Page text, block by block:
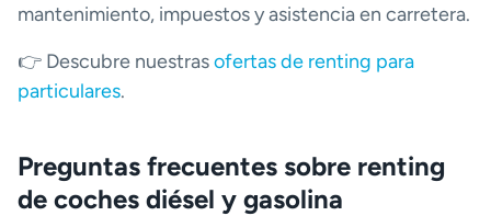
mantenimiento, impuestos y asistencia en carretera.
👉 Descubre nuestrasofertas de renting para
particulares.
Preguntas frecuentes sobre renting
de coches diésel y gasolina